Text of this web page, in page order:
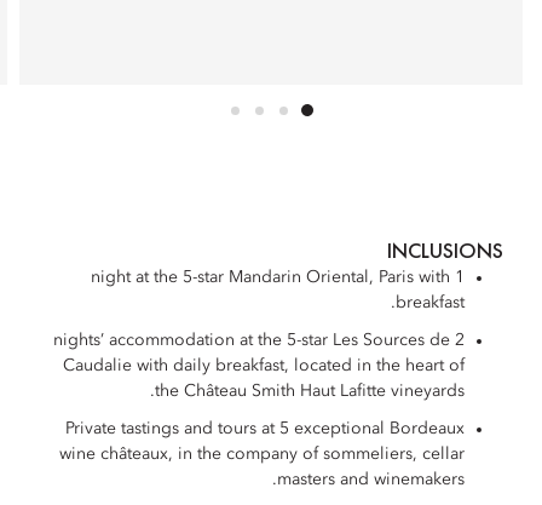
INCLUSIONS
1 night at the 5-star Mandarin Oriental, Paris with
breakfast.
2 nights’ accommodation at the 5-star Les Sources de
Caudalie with daily breakfast, located in the heart of
the Château Smith Haut Lafitte vineyards.
Private tastings and tours at 5 exceptional Bordeaux
wine châteaux, in the company of sommeliers, cellar
masters and winemakers.